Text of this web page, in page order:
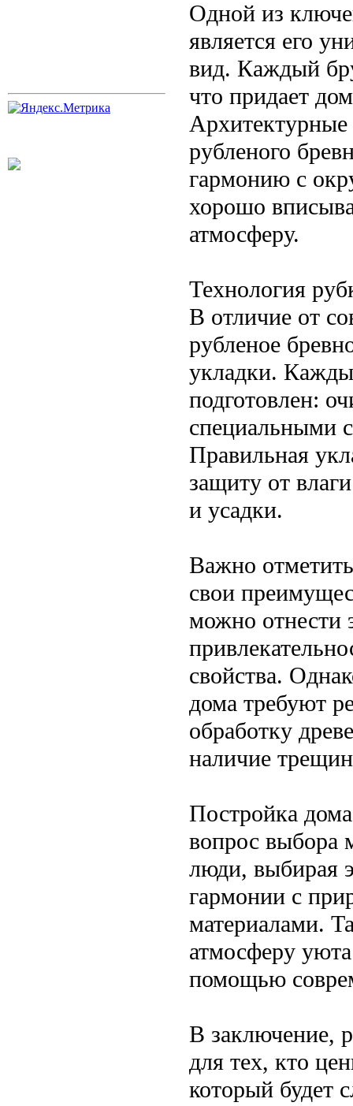
Одной из
является его
вид. Каждый
что придает
рубленого
гармонию с
хорошо
атмосферу.
Технология
В отличие от
рубленое
укладки.
подготовлен:
специальными
Правильная
защиту от
и усадки.
Важно
свои
можно отнести
свойства.
дома требуют
обработку
наличие
Постройка
вопрос выбора
люди, выбирая
гармонии с
материалами.
атмосферу
помощью
В заключение,
для тех, кто
который будет